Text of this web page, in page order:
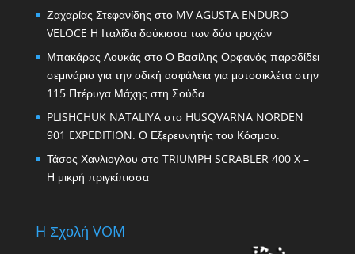
Ζαχαρίας Στεφανίδης στο MV AGUSTA ENDURO
VELOCE Η Ιταλίδα δούκισσα των δύο τροχών
Μπακάρας Λουκάς στο Ο Βασίλης Ορφανός παραδίδει
σεμινάριο για την οδική ασφάλεια για μοτοσικλέτα στην
115 Πτέρυγα Μάχης στη Σούδα
PLISHCHUK NATALIYAστο HUSQVARNA NORDEN
901 EXPEDITION. Ο Εξερευνητής του Κόσμου.
Τάσος Χανλιογλου στο TRIUMPH SCRABLER 400 X –
Η μικρή πριγκίπισσα
H Σχολή VOM